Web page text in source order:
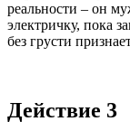
реальности – он
электричку, пока
без грусти
Действие 3